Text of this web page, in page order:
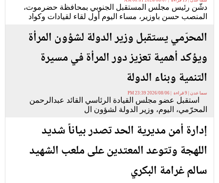
دشّن رئيس مجلس المستقبل الجنوبي بمحافظة حضرموت،
المنصب حسن باوزير، مساء اليوم أول لقاء لقيادات وكواد
المحرّمي يستقبل وزير الدولة لشؤون المرأة
ويؤكد أهمية تعزيز دور المرأة في مسيرة
التنمية وبناء الدولة
سما عدن | 9 قراءة | 2026/08/06 23:39 PM
استقبل عضو مجلس القيادة الرئاسي القائد عبدالرحمن
المحرّمي، اليوم، وزير الدولة لشؤون ال
إدارة أمن مديرية الحد تصدر بياناً شديد
اللهجة وتتوعد المعتدين على ملعب الشهيد
سالم غرامة البكري